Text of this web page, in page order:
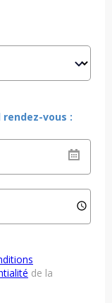
vous :
de la